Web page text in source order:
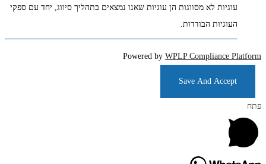
עוגיות לא מסווגות הן עוגיות שאנו נמצאים בתהליך סיווג, יחד עם ספקי
העוגיות הבודדות.
Powered by WPLP Compliance Platform
Save And Accept
פתח